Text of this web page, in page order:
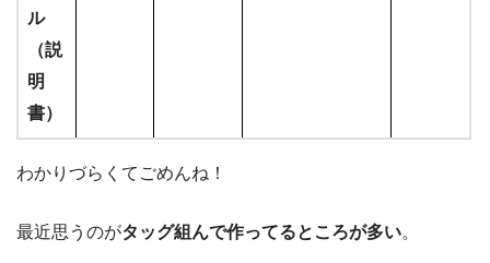
ル
（説
明
書）
わかりづらくてごめんね！
最近思うのがタッグ組んで作ってるところが多い。